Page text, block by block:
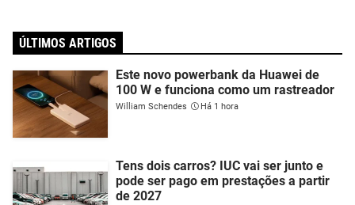
ÚLTIMOS ARTIGOS
Este novo powerbank da Huawei de
100 W e funciona como um rastreador
William Schendes Há 1 hora
Tens dois carros? IUC vai ser junto e
pode ser pago em prestações a partir
de 2027